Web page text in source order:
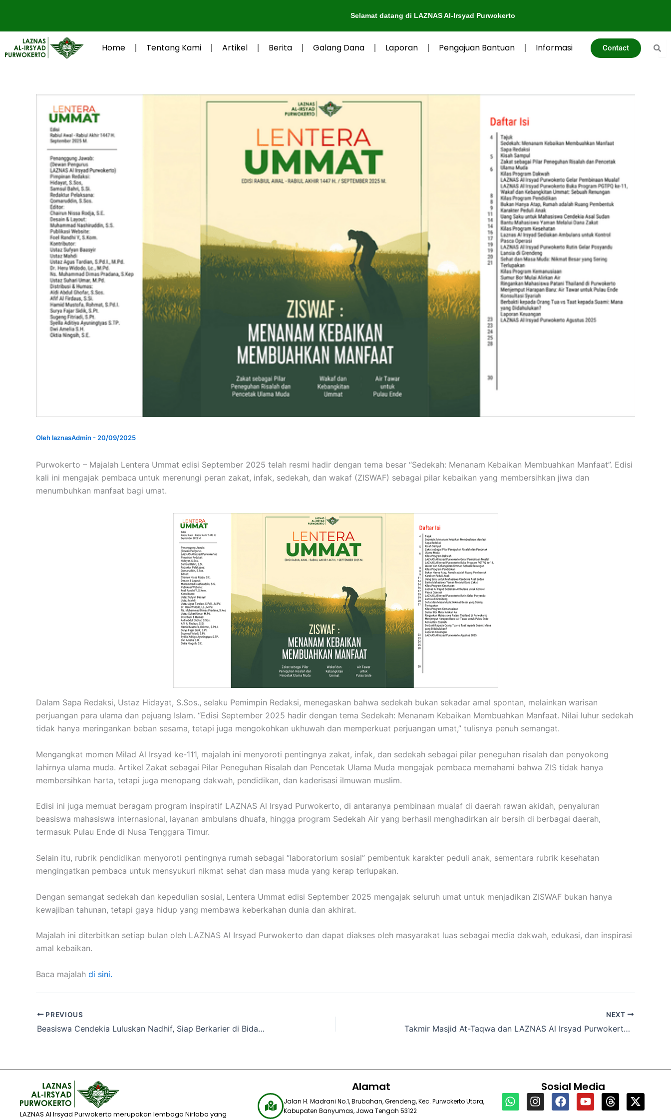
konten
Selamat datang di LAZNAS Al-Irsyad Purwokerto
Home Tentang Kami Artikel Berita Galang Dana Laporan Pengajuan Bantuan Informasi Contact
OlehlaznasAdmin -20/09/2025
Purwokerto – Majalah Lentera Ummat edisi September 2025 telah resmi hadir dengan tema besar “Sedekah: Menanam Kebaikan Membuahkan Manfaat”. Edisi
kali ini mengajak pembaca untuk merenungi peran zakat, infak, sedekah, dan wakaf (ZISWAF) sebagai pilar kebaikan yang membersihkan jiwa dan
menumbuhkan manfaat bagi umat.
Dalam Sapa Redaksi, Ustaz Hidayat, S.Sos., selaku Pemimpin Redaksi, menegaskan bahwa sedekah bukan sekadar amal spontan, melainkan warisan
perjuangan para ulama dan pejuang Islam. “Edisi September 2025 hadir dengan tema Sedekah: Menanam Kebaikan Membuahkan Manfaat. Nilai luhur sedekah
tidak hanya meringankan beban sesama, tetapi juga mengokohkan ukhuwah dan memperkuat perjuangan umat,” tulisnya penuh semangat.
Mengangkat momen Milad Al Irsyad ke-111, majalah ini menyoroti pentingnya zakat, infak, dan sedekah sebagai pilar peneguhan risalah dan penyokong
lahirnya ulama muda. Artikel Zakat sebagai Pilar Peneguhan Risalah dan Pencetak Ulama Muda mengajak pembaca memahami bahwa ZIS tidak hanya
membersihkan harta, tetapi juga menopang dakwah, pendidikan, dan kaderisasi ilmuwan muslim.
Edisi ini juga memuat beragam program inspiratif LAZNAS Al Irsyad Purwokerto, di antaranya pembinaan mualaf di daerah rawan akidah, penyaluran
beasiswa mahasiswa internasional, layanan ambulans dhuafa, hingga program Sedekah Air yang berhasil menghadirkan air bersih di berbagai daerah,
termasuk Pulau Ende di Nusa Tenggara Timur.
Selain itu, rubrik pendidikan menyoroti pentingnya rumah sebagai “laboratorium sosial” pembentuk karakter peduli anak, sementara rubrik kesehatan
mengingatkan pembaca untuk mensyukuri nikmat sehat dan masa muda yang kerap terlupakan.
Dengan semangat sedekah dan kepedulian sosial, Lentera Ummat edisi September 2025 mengajak seluruh umat untuk menjadikan ZISWAF bukan hanya
kewajiban tahunan, tetapi gaya hidup yang membawa keberkahan dunia dan akhirat.
Majalah ini diterbitkan setiap bulan oleh LAZNAS Al Irsyad Purwokerto dan dapat diakses oleh masyarakat luas sebagai media dakwah, edukasi, dan inspirasi
amal kebaikan.
Baca majalah di sini.
PREVIOUS
Beasiswa Cendekia Luluskan Nadhif, Siap Berkarier di Bidang AI
NEXT
Takmir Masjid At-Taqwa dan LAZNAS Al Irsyad Purwokerto Gelar Cek Kesehatan Gratis dan Baksos
LAZNAS Al Irsyad Purwokerto merupakan lembaga Nirlaba yang
Alamat
Jalan H. Madrani No.1, Brubahan, Grendeng, Kec. Purwokerto Utara,
Kabupaten Banyumas, Jawa Tengah 53122​
W
h
I
n
F
a
Y
o
T
h
X
-
Sosial Media